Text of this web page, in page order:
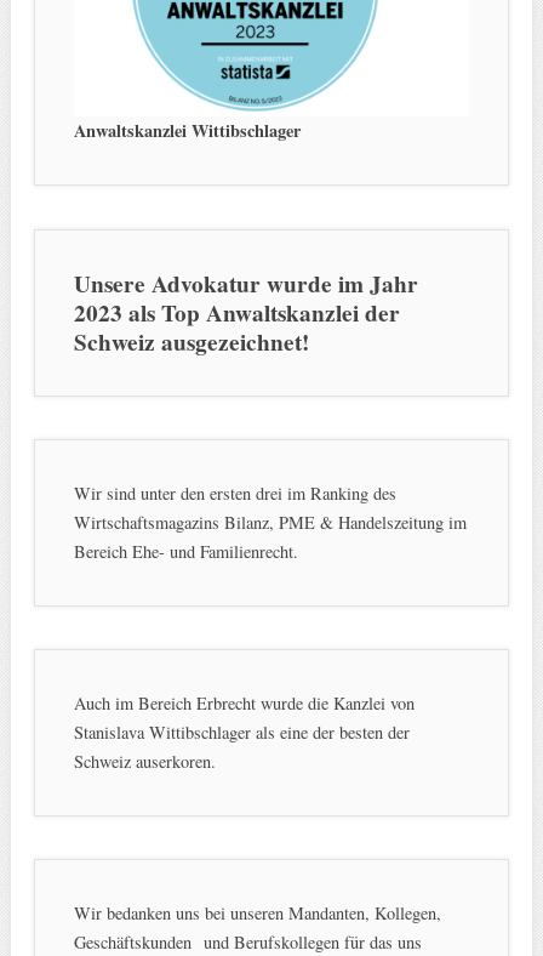
Anwaltskanzlei Wittibschlager
Unsere Advokatur wurde im Jahr
2023 als Top Anwaltskanzlei der
Schweiz ausgezeichnet!
Wir sind unter den ersten drei im Ranking des
Wirtschaftsmagazins Bilanz, PME & Handelszeitung im
Bereich Ehe- und Familienrecht.
Auch im Bereich Erbrecht wurde die Kanzlei von
Stanislava Wittibschlager als eine der besten der
Schweiz auserkoren.
Wir bedanken uns bei unseren Mandanten, Kollegen,
Geschäftskunden und Berufskollegen für das uns